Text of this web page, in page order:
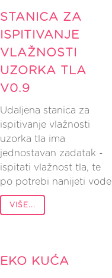
STANICA ZA
ISPITIVANJE
VLAŽNOSTI
UZORKA TLA
V0.9
Udaljena stanica za
ispitivanje vlažnosti
uzorka tla ima
jednostavan zadatak -
ispitati vlažnost tla, te
po potrebi nanijeti vode
VIŠE...
EKO KUĆA